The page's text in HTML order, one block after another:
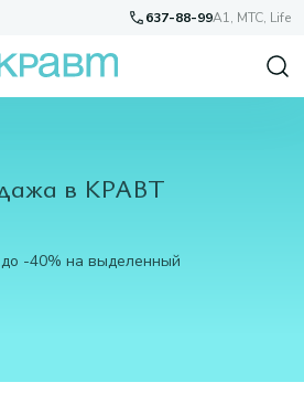
637-88-99A1, МТС, Life
в КРАВТ
до -40% на выделенный